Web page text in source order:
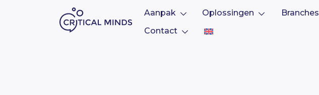
Aanpak Oplossingen Branches
Contact